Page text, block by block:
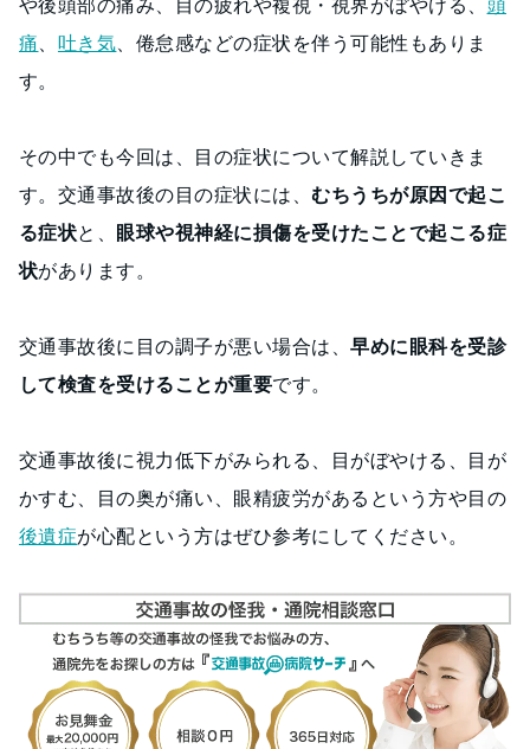
痛
吐き気 、倦怠感などの症状を伴う可能性もありま
す。
その中でも今回は、目の症状について解説していきま
す。交通事故後の目の症状には、むちうちが原因で起こ
る症状と、 眼球や視神経に損傷を受けたことで起こる症
状があります。
交通事故後に目の調子が悪い場合は、早めに眼科を受診
して検査を受けることが重要です。
交通事故後に視力低下がみられる、目がぼやける、目が
かすむ、目の奥が痛い、眼精疲労があるという方や目の
後遺症が心配という方はぜひ参考にしてください。